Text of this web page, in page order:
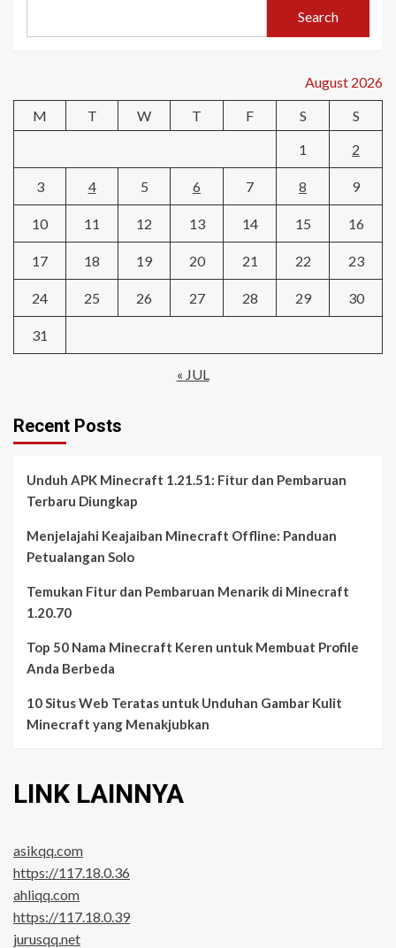
Search
August 2026
M
T W T F S
S
1
2
3 4 5 6 7 8 9
10 11 12 13 14 15 16
17 18 19 20 21 22 23
24 25 26 27 28 29 30
31
« JUL
Recent Posts
Unduh APK Minecraft 1.21.51: Fitur dan Pembaruan
Terbaru Diungkap
Menjelajahi Keajaiban Minecraft Offline: Panduan
Petualangan Solo
Temukan Fitur dan Pembaruan Menarik di Minecraft
1.20.70
Top 50 Nama Minecraft Keren untuk Membuat Profile
Anda Berbeda
10 Situs Web Teratas untuk Unduhan Gambar Kulit
Minecraft yang Menakjubkan
LINK LAINNYA
asikqq.com
https://117.18.0.36
ahliqq.com
https://117.18.0.39
jurusqq.net